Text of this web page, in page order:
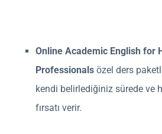
Online Academic English for
Professionals özel ders
kendi belirlediğiniz sürede ve
fırsatı verir.